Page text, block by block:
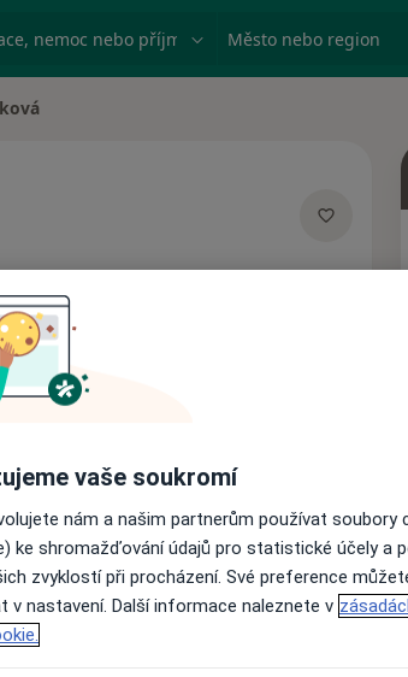
nemoc nebo příjmení Město nebo region
Rezervovat termín
Názory pacientů
nejsou k dispozici
informace o svých službách.
vaše soukromí
nám a našim partnerům používat soubory
ke shromažďování údajů pro statistické účely a
zvyklostí při procházení. Své preference
v nastavení. Další informace naleznete v